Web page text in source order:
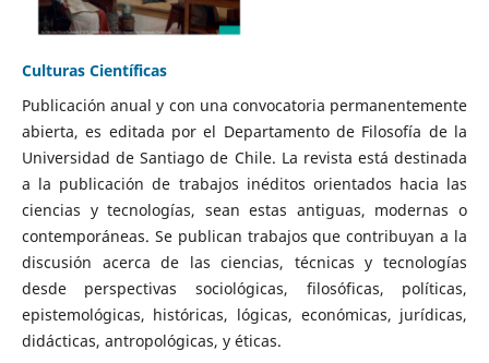
Culturas Científicas
Publicación anual y con una convocatoria permanentemente
abierta, es editada por el Departamento de Filosofía de la
Universidad de Santiago de Chile. La revista está destinada
a la publicación de trabajos inéditos orientados hacia las
ciencias y tecnologías, sean estas antiguas, modernas o
contemporáneas. Se publican trabajos que contribuyan a la
discusión acerca de las ciencias, técnicas y tecnologías
desde perspectivas sociológicas, filosóficas, políticas,
epistemológicas, históricas, lógicas, económicas, jurídicas,
didácticas, antropológicas, y éticas.